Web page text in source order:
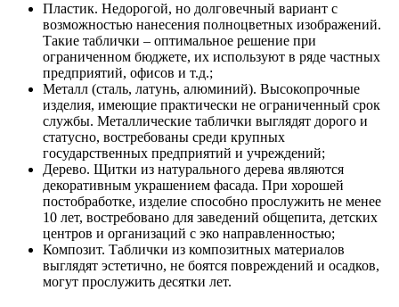
Пластик. Недорогой, но долговечный вариант с
возможностью нанесения полноцветных изображений.
Такие таблички – оптимальное решение при
ограниченном бюджете, их используют в ряде частных
предприятий, офисов и т.д.;
Металл (сталь, латунь, алюминий). Высокопрочные
изделия, имеющие практически не ограниченный срок
службы. Металлические таблички выглядят дорого и
статусно, востребованы среди крупных
государственных предприятий и учреждений;
Дерево. Щитки из натурального дерева являются
декоративным украшением фасада. При хорошей
постобработке, изделие способно прослужить не менее
10 лет, востребовано для заведений общепита, детских
центров и организаций с эко направленностью;
Композит. Таблички из композитных материалов
выглядят эстетично, не боятся повреждений и осадков,
могут прослужить десятки лет.